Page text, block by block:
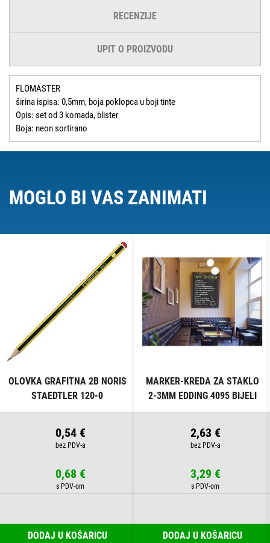
RECENZIJE
UPIT O PROIZVODU
FLOMASTER
širina ispisa: 0,5mm, boja poklopca u boji tinte
Opis: set od 3 komada, blister
Boja: neon sortirano
MOGLO BI VAS ZANIMATI
OLOVKA GRAFITNA 2B NORIS
STAEDTLER 120-0
0,54 €
0,68 €
DODAJ U KOŠARICU
MARKER-KREDA ZA STAKLO
2-3MM EDDING 4095 BIJELI
2,63 €
3,29 €
DODAJ U KOŠARICU